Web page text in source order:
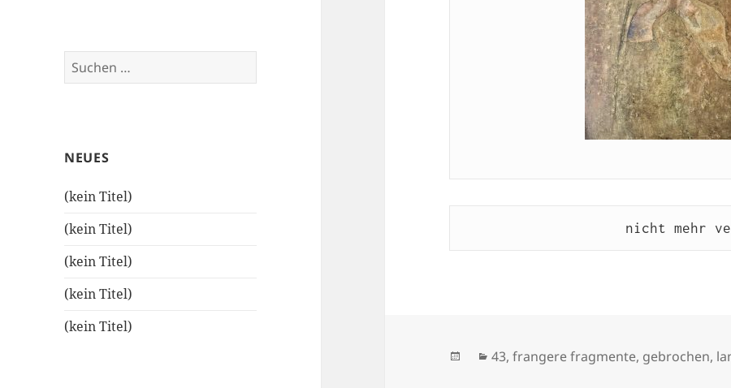
Suchen
nach:
NEUES
(kein Titel)
(kein Titel)
(kein Titel)
(kein Titel)
(kein Titel)
nicht mehr
Veröffentlicht
Kategorien
43,frangere fragmente, gebrochen,